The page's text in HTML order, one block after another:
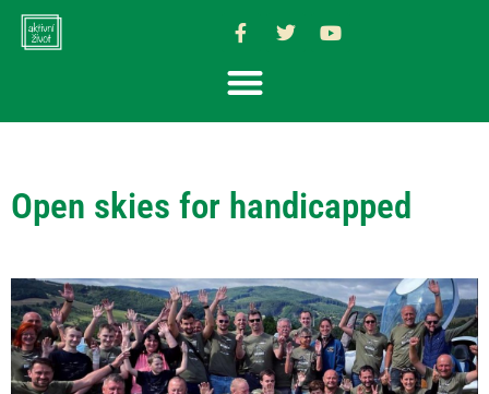
Open skies for handicapped